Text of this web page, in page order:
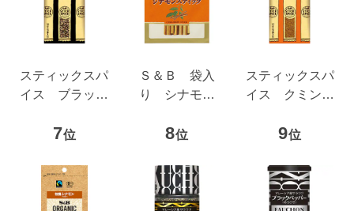
スティックスパ
イス ブラック
びき） ５.４ｇ
Ｓ＆Ｂ 袋入
り シナモン
スティックスパ
イス クミン
7位 8位 9位